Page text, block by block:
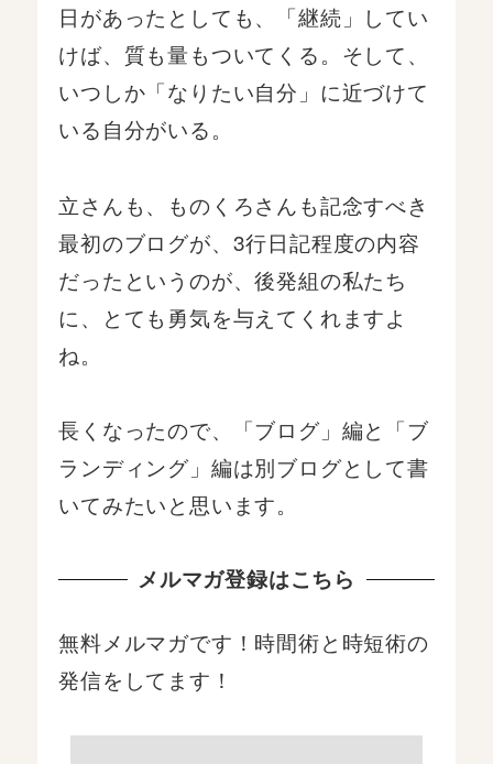
日があったとしても、「継続」してい
けば、質も量もついてくる。そして、
いつしか「なりたい自分」に近づけて
いる自分がいる。
立さんも、ものくろさんも記念すべき
最初のブログが、3行日記程度の内容
だったというのが、後発組の私たち
に、とても勇気を与えてくれますよ
ね。
長くなったので、「ブログ」編と「ブ
ランディング」編は別ブログとして書
いてみたいと思います。
メルマガ登録はこちら
無料メルマガです！時間術と時短術の
発信をしてます！